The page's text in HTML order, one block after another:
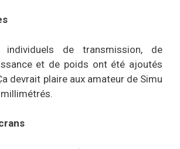
individuels de transmission, de
et de poids ont été ajoutés
devrait plaire aux amateur de Simu